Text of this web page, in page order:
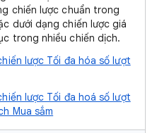
chiến lược chuẩn trong
dưới dạng chiến lược giá
trong nhiều chiến dịch.
lược Tối đa hóa số lượt
lược Tối đa hoá số lượt
Mua sắm